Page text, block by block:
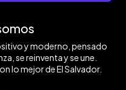
y moderno, pensado
se reinventa y se une.
lo mejor de El Salvador.